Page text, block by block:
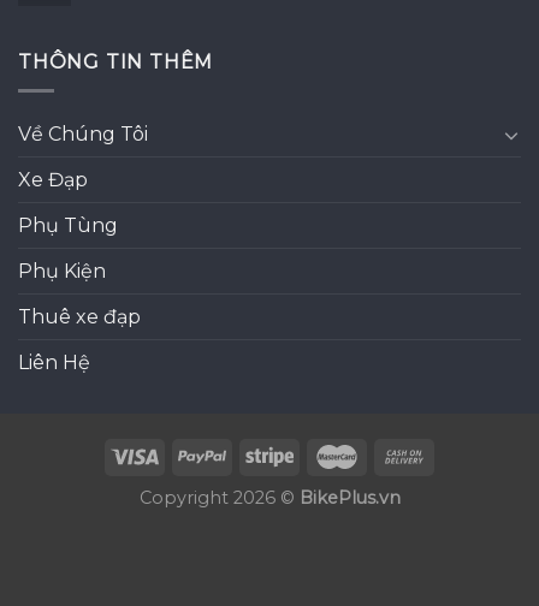
THÔNG TIN THÊM
Về Chúng Tôi
Xe Đạp
Phụ Tùng
Phụ Kiện
Thuê xe đạp
Liên Hệ
Copyright 2026 © BikePlus.vn